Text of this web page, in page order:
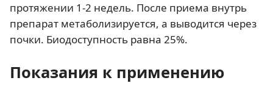
протяжении 1-2 недель. После приема внутрь
препарат метаболизируется, а выводится через
почки. Биодоступность равна 25%.
Показания к применению